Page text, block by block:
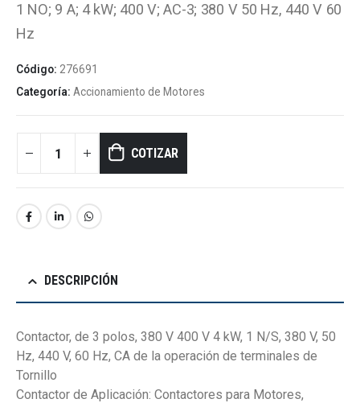
1 NO; 9 A; 4 kW; 400 V; AC-3; 380 V 50 Hz, 440 V 60
Hz
Código: 276691
Categoría: Accionamiento de Motores
COTIZAR
DESCRIPCIÓN
Contactor, de 3 polos, 380 V 400 V 4 kW, 1 N/S, 380 V, 50
Hz, 440 V, 60 Hz, CA de la operación de terminales de
Tornillo
Contactor de Aplicación: Contactores para Motores,